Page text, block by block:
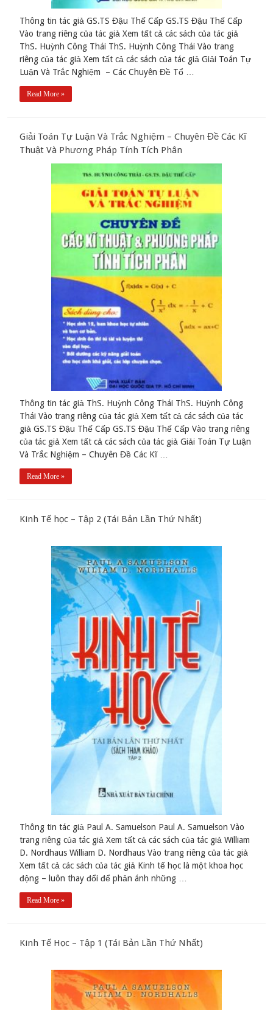
Thông tin tác giả GS.TS Đậu Thế Cấp GS.TS Đậu Thế Cấp
Vào trang riêng của tác giả Xem tất cả các sách của tác giả
ThS. Huỳnh Công Thái ThS. Huỳnh Công Thái Vào trang
riêng của tác giả Xem tất cả các sách của tác giả Giải Toán Tự
Luận Và Trắc Nghiệm – Các Chuyên Đề Tổ …
Read More »
Giải Toán Tự Luận Và Trắc Nghiệm – Chuyên Đề Các Kĩ
Thuật Và Phương Pháp Tính Tích Phân
Thông tin tác giả ThS. Huỳnh Công Thái ThS. Huỳnh Công
Thái Vào trang riêng của tác giả Xem tất cả các sách của tác
giả GS.TS Đậu Thế Cấp GS.TS Đậu Thế Cấp Vào trang riêng
của tác giả Xem tất cả các sách của tác giả Giải Toán Tự Luận
Và Trắc Nghiệm – Chuyên Đề Các Kĩ …
Read More »
Kinh Tế học – Tập 2 (Tái Bản Lần Thứ Nhất)
Thông tin tác giả Paul A. Samuelson Paul A. Samuelson Vào
trang riêng của tác giả Xem tất cả các sách của tác giả William
D. Nordhaus William D. Nordhaus Vào trang riêng của tác giả
Xem tất cả các sách của tác giả Kinh tế học là một khoa học
động – luôn thay đổi để phản ánh những …
Read More »
Kinh Tế Học – Tập 1 (Tái Bản Lần Thứ Nhất)